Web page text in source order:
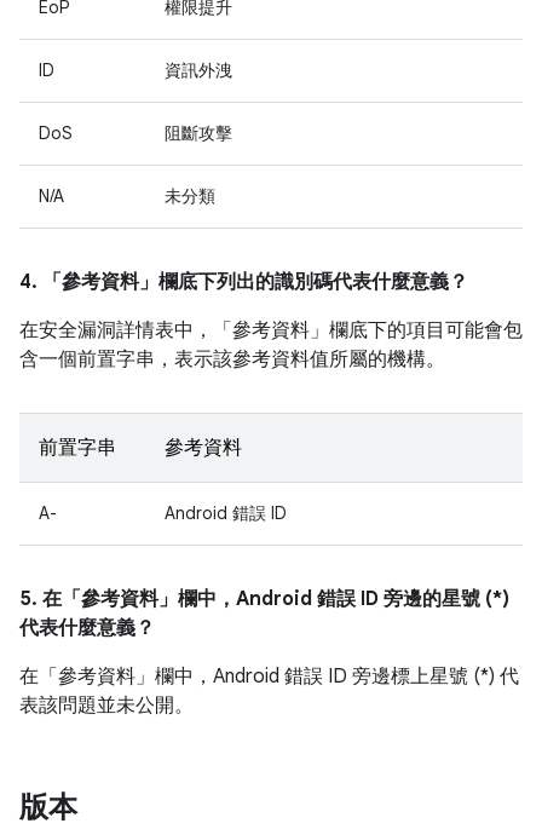
EoP 權限提升
ID 資訊外洩
DoS 阻斷攻擊
N/A 未分類
4. 「參考資料」 欄底下列出的識別碼代表什麼意義？
在安全漏洞詳情表中，「參考資料」 欄底下的項目可能會包
含一個前置字串，表示該參考資料值所屬的機構。
前置字串 參考資料
A- Android 錯誤 ID
5. 在「參考資料」 欄中，Android 錯誤 ID 旁邊的星號 (*)
代表什麼意義？
在「參考資料」欄中，Android 錯誤 ID 旁邊標上星號 (*) 代
表該問題並未公開。
版本